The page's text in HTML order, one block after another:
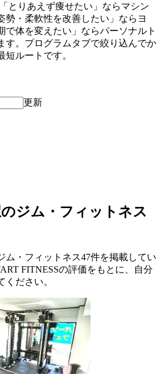
「とりあえず痩せたい」ならマシン
勢・柔軟性を改善したい」ならヨ
で体を変えたい」ならパーソナルト
す。プログラムタブで絞り込んでか
短ルートです。
更新
ジム・フィットネス
ム・フィットネス47件を掲載してい
FITNESSの評価をもとに、自分
ください。